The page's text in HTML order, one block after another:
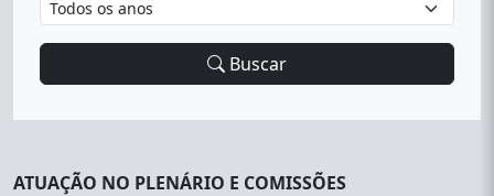
Buscar
ATUAÇÃO NO PLENÁRIO E COMISSÕES